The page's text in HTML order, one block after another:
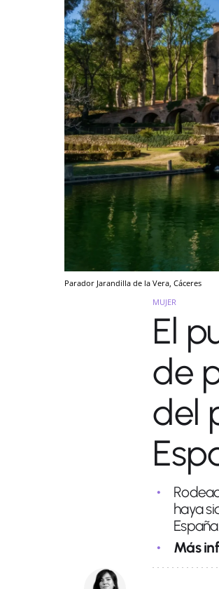
Parador Jarandilla de la Vera, Cáceres
MUJER
El
de
del
haya
España.
Más